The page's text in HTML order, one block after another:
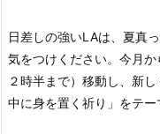
日差しの強いLAは、夏真
気をつけください。 今月か
２時半まで）移動し、新
中に身を置く祈り」をテ